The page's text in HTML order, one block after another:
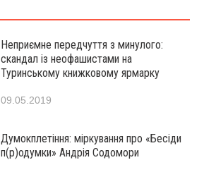
Неприємне передчуття з минулого:
скандал із неофашистами на
Туринському книжковому ярмарку
09.05.2019
Думокплетіння: міркування про «Бесіди
п(р)одумки» Андрія Содомори